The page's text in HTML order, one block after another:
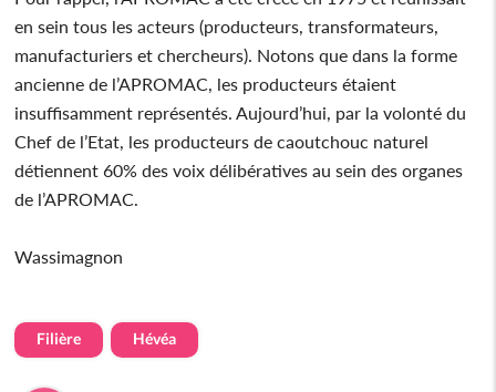
en sein tous les acteurs (producteurs, transformateurs,
manufacturiers et chercheurs). Notons que dans la forme
ancienne de l’APROMAC, les producteurs étaient
insuffisamment représentés. Aujourd’hui, par la volonté du
Chef de l’Etat, les producteurs de caoutchouc naturel
détiennent 60% des voix délibératives au sein des organes
de l’APROMAC.
Wassimagnon
Filière Hévéa